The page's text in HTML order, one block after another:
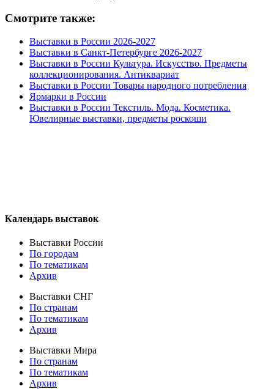
Смотрите также:
Выставки в России 2026-2027
Выставки в Санкт-Петербурге 2026-2027
Выставки в России Культура. Искусство. Предметы
коллекционирования. Антиквариат
Выставки в России Товары народного потребления
Ярмарки в России
Выставки в России Текстиль. Мода. Косметика.
Ювелирные выставки, предметы роскоши
Календарь выставок
Выставки России
По городам
По тематикам
Архив
Выставки СНГ
По странам
По тематикам
Архив
Выставки Мира
По странам
По тематикам
Архив